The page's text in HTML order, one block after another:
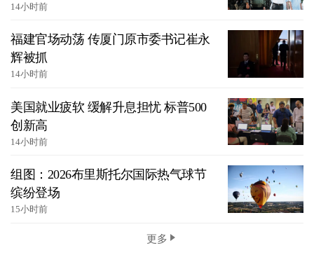
14小时前
福建官场动荡 传厦门原市委书记崔永
辉被抓
14小时前
美国就业疲软 缓解升息担忧 标普500
创新高
14小时前
组图：2026布里斯托尔国际热气球节
缤纷登场
15小时前
更多